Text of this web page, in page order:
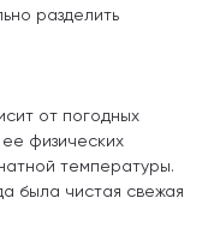
разделить
от погодных
физических
температуры.
была чистая свежая